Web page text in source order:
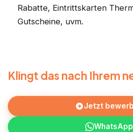
Rabatte, Eintrittskarten
Gutscheine, uvm.
Klingt das nach Ihrem
Jetzt
WhatsApp